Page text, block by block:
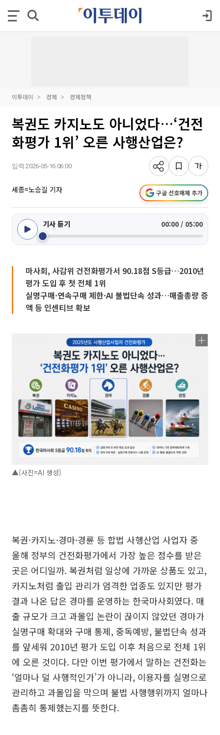
이투데이 경제 경제정책
복권도 카지노도 아니었다…‘건전
화평가 1위’ 오른 사행산업은?
입력 2026-05-16 06:00
세종=노승길 기자 구글 선호매체 추가
기사 듣기 00:00 / 05:00
마사회, 사감위 건전화평가서 90.18점 S등급…2010년
평가 도입 후 첫 전체 1위
실명구매·연속구매 제한·AI 불법단속 성과…매출총량 증
액 등 인센티브 확보
▲(사진=AI 생성)
복권·카지노·경마·경륜 등 합법 사행산업 사업자 중
올해 정부의 건전화평가에서 가장 높은 점수를 받은
곳은 어디일까. 복권처럼 일상에 가까운 상품도 있고,
카지노처럼 출입 관리가 엄격한 업종도 있지만 평가
결과 나온 답은 경마를 운영하는 한국마사회였다. 매
출 규모가 크고 과몰입 논란이 끊이지 않았던 경마가
실명구매 확대와 구매 통제, 중독예방, 불법단속 성과
를 앞세워 2010년 평가 도입 이후 처음으로 전체 1위
에 오른 것이다. 다만 이번 평가에서 말하는 건전화는
‘얼마나 덜 사행적인가’가 아니라, 이용자를 실명으로
관리하고 과몰입을 막으며 불법 사행행위까지 얼마나
촘촘히 통제했는지를 뜻한다.